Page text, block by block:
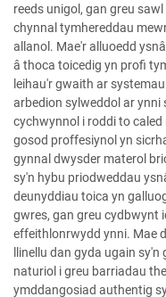
reeds unigol, gan greu
chynnal tymhereddau
allanol. Mae'r alluoedd
â thoca toicedig yn profi
leihau'r gwaith ar
arbedion sylweddol ar ynni
cychwynnol i roddi to
gosod proffesiynol yn
gynnal dwysder materol
sy'n hybu priodweddau
deunyddiau toica yn
gwres, gan greu cydbwynt
effeithlonrwydd ynni. Mae
llinellu dan gyda ugain
naturiol i greu barriadau
ymddangosiad authentig